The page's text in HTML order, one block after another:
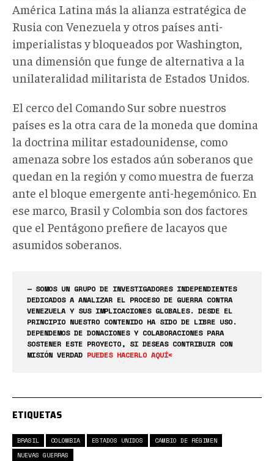
América Latina más la alianza estratégica de
Rusia con Venezuela y otros países anti-
imperialistas y bloqueados por Washington,
una dimensión que funge de alternativa a la
unilateralidad militarista de Estados Unidos.
El cerco del Comando Sur sobre nuestros
países es la otra cara de la moneda que domina
la doctrina militar estadounidense, como
amenaza sobre los estados aún soberanos que
quedan en la región y como muestra de fuerza
ante el bloque emergente anti-hegemónico. En
ese marco, Brasil y Colombia son dos factores
que el Pentágono prefiere de lacayos que
asumidos soberanos.
— SOMOS UN GRUPO DE INVESTIGADORES INDEPENDIENTES
DEDICADOS A ANALIZAR EL PROCESO DE GUERRA CONTRA
VENEZUELA Y SUS IMPLICACIONES GLOBALES. DESDE EL
PRINCIPIO NUESTRO CONTENIDO HA SIDO DE LIBRE USO.
DEPENDEMOS DE DONACIONES Y COLABORACIONES PARA
SOSTENER ESTE PROYECTO, SI DESEAS CONTRIBUIR CON
MISIÓN VERDAD PUEDES HACERLO AQUÍ<
ETIQUETAS
BRASIL COLOMBIA ESTADOS UNIDOS
CAMBIO DE RÉGIMEN
NUEVAS GUERRAS